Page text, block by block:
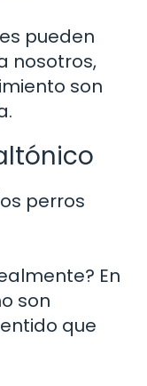
pueden
nosotros,
son
perros
En
son
que